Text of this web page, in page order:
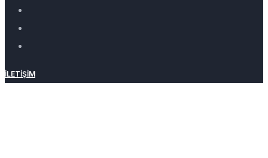
İLETIŞIM